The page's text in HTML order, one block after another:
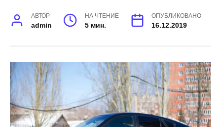
АВТОР
admin
НА ЧТЕНИЕ
5 мин.
ОПУБЛИКОВАНО
16.12.2019